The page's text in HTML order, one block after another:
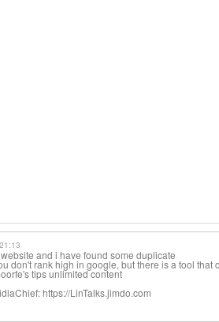
and i have found some duplicate
don't rank high in google, but there is a tool
tips unlimited content
https://LinTalks.jimdo.com